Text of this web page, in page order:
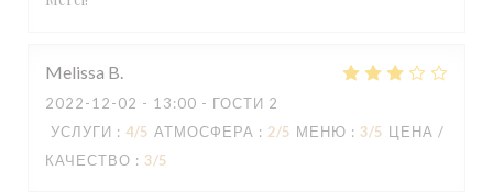
Melissa B
2022-12-02 - 13:00 - ГОСТИ 2
УСЛУГИ : 4/5 АТМОСФЕРА : 2/5 МЕНЮ : 3/5 ЦЕНА /
КАЧЕСТВО : 3/5